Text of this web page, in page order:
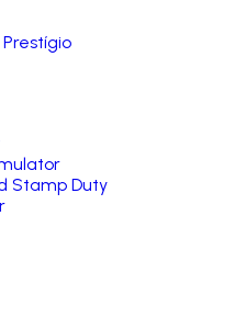
Stamp Duty